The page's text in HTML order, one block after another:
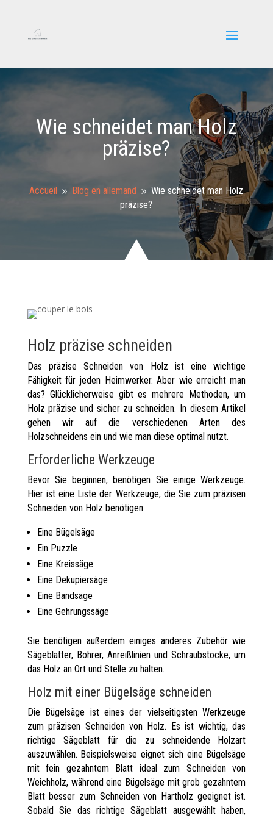
Wie schneidet man Holz
präzise?
Accueil 9 Blog en allemand 9 Wie schneidet man Holz
präzise?
Holz präzise schneiden
Das präzise Schneiden von Holz ist eine wichtige
Fähigkeit für jeden Heimwerker. Aber wie erreicht man
das? Glücklicherweise gibt es mehrere Methoden, um
Holz präzise und sicher zu schneiden. In diesem Artikel
gehen wir auf die verschiedenen Arten des
Holzschneidens ein und wie man diese optimal nutzt.
Erforderliche Werkzeuge
Bevor Sie beginnen, benötigen Sie einige Werkzeuge.
Hier ist eine Liste der Werkzeuge, die Sie zum präzisen
Schneiden von Holz benötigen:
Eine Bügelsäge
Ein Puzzle
Eine Kreissäge
Eine Dekupiersäge
Eine Bandsäge
Eine Gehrungssäge
Sie benötigen außerdem einiges anderes Zubehör wie
Sägeblätter, Bohrer, Anreißlinien und Schraubstöcke, um
das Holz an Ort und Stelle zu halten.
Holz mit einer Bügelsäge schneiden
Die Bügelsäge ist eines der vielseitigsten Werkzeuge
zum präzisen Schneiden von Holz. Es ist wichtig, das
richtige Sägeblatt für die zu schneidende Holzart
auszuwählen. Beispielsweise eignet sich eine Bügelsäge
mit fein gezahntem Blatt ideal zum Schneiden von
Weichholz, während eine Bügelsäge mit grob gezahntem
Blatt besser zum Schneiden von Hartholz geeignet ist.
Sobald Sie das richtige Sägeblatt ausgewählt haben,